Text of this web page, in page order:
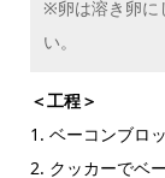
※卵は溶き卵に
い。
＜工程＞
1. ベーコンブロ
2. クッカーでベ